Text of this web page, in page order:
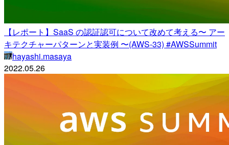
【レポート】SaaS の認証認可について改めて考える〜 アー
キテクチャーパターンと実装例 〜(AWS-33) #AWSSummit
hayashi.masaya
2022.05.26